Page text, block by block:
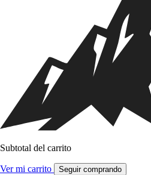
Subtotal del carrito
Ver mi carrito Seguir comprando